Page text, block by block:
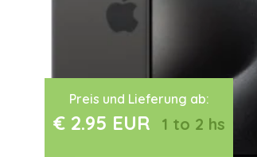
Preis und Lieferung ab:
€ 2.95 EUR 1 to 2 hs